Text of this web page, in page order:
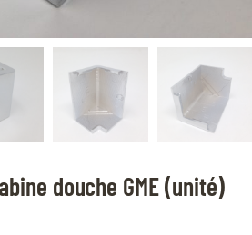
douche GME (unité)